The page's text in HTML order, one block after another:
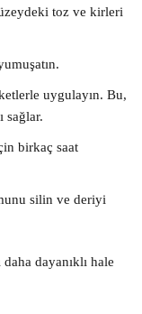
toz ve kirleri
uygulayın. Bu,
sağlar.
birkaç saat
silin ve deriyi
dayanıklı hale